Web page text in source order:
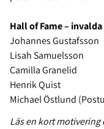
Hall of Fame – invalda
Johannes Gustafsson
Lisah Samuelsson
Camilla Granelid
Henrik Quist
Michael Östlund
Läs en kort motivering